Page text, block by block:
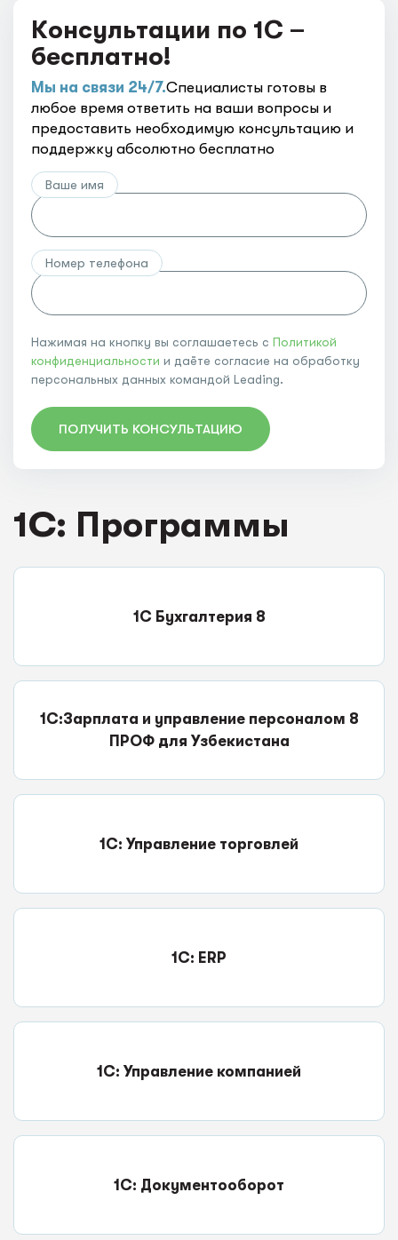
Консультации по 1С –
бесплатно!
Мы на связи 24/7.Специалисты готовы в
любое время ответить на ваши вопросы и
предоставить необходимую консультацию и
поддержку абсолютно бесплатно
Ваше имя
Номер телефона
Нажимая на кнопку вы соглашаетесь с Политикой
конфиденциальности и даёте согласие на обработку
персональных данных командой Leading.
ПОЛУЧИТЬ КОНСУЛЬТАЦИЮ
1C: Программы
1С Бухгалтерия 8
1С:Зарплата и управление персоналом 8
ПРОФ для Узбекистана
1С: Управление торговлей
1C: ERP
1С: Управление компанией
1С: Документооборот